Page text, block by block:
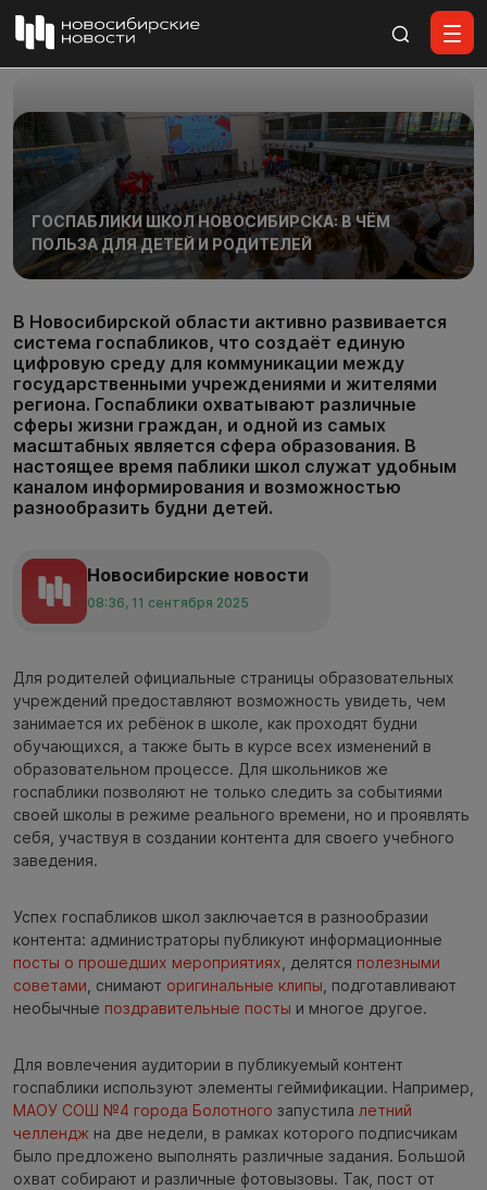
ГОСПАБЛИКИ ШКОЛ НОВОСИБИРСКА: В ЧЁМ
ПОЛЬЗА ДЛЯ ДЕТЕЙ И РОДИТЕЛЕЙ
В Новосибирской области активно развивается
система госпабликов, что создаёт единую
цифровую среду для коммуникации между
государственными учреждениями и жителями
региона. Госпаблики охватывают различные
сферы жизни граждан, и одной из самых
масштабных является сфера образования. В
настоящее время паблики школ служат удобным
каналом информирования и возможностью
разнообразить будни детей.
Новосибирские новости
08:36, 11 сентября 2025
Для родителей официальные страницы образовательных
учреждений предоставляют возможность увидеть, чем
занимается их ребёнок в школе, как проходят будни
обучающихся, а также быть в курсе всех изменений в
образовательном процессе. Для школьников же
госпаблики позволяют не только следить за событиями
своей школы в режиме реального времени, но и проявлять
себя, участвуя в создании контента для своего учебного
заведения.
Успех госпабликов школ заключается в разнообразии
контента: администраторы публикуют информационные
посты о прошедших мероприятиях , делятся полезными
советами , снимают оригинальные клипы , подготавливают
необычные поздравительные посты и многое другое.
Для вовлечения аудитории в публикуемый контент
госпаблики используют элементы геймификации. Например,
МАОУ СОШ №4 города Болотного запустила летний
челлендж на две недели, в рамках которого подписчикам
было предложено выполнять различные задания. Большой
охват собирают и различные фотовызовы. Так, пост от